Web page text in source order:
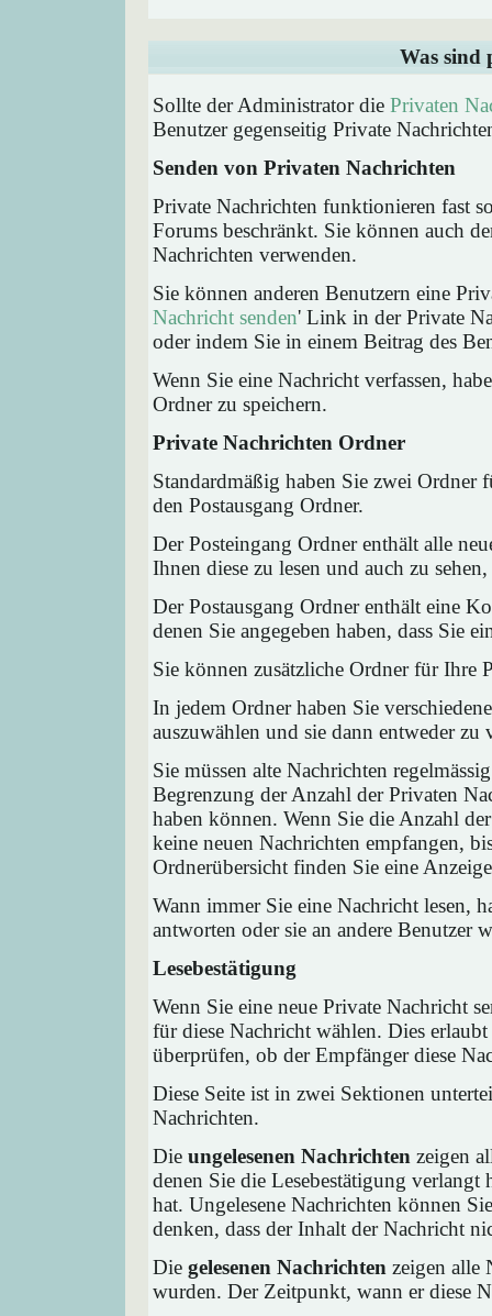
Was sind
Sollte der Administrator die Privaten
Benutzer gegenseitig Private
Senden von Privaten Nachrichten
Private Nachrichten funktionieren fast
Forums beschränkt. Sie können auch
Nachrichten verwenden.
Sie können anderen Benutzern eine
Nachricht senden' Link in der Private
oder indem Sie in einem Beitrag des
Wenn Sie eine Nachricht verfassen,
Ordner zu speichern.
Private Nachrichten Ordner
Standardmäßig haben Sie zwei Ordner
den Postausgang Ordner.
Der Posteingang Ordner enthält alle
Ihnen diese zu lesen und auch zu
Der Postausgang Ordner enthält eine
denen Sie angegeben haben, dass Sie
Sie können zusätzliche Ordner für Ihre
In jedem Ordner haben Sie
auszuwählen und sie dann entweder
Sie müssen alte Nachrichten
Begrenzung der Anzahl der Privaten
haben können. Wenn Sie die Anzahl
keine neuen Nachrichten empfangen,
Ordnerübersicht finden Sie eine
Wann immer Sie eine Nachricht lesen,
antworten oder sie an andere Benutzer
Lesebestätigung
Wenn Sie eine neue Private Nachricht
für diese Nachricht wählen. Dies
überprüfen, ob der Empfänger diese
Diese Seite ist in zwei Sektionen
Nachrichten.
Die ungelesenen Nachrichten zeigen
denen Sie die Lesebestätigung verlangt
hat. Ungelesene Nachrichten können
denken, dass der Inhalt der Nachricht
Die gelesenen Nachrichten zeigen alle
wurden. Der Zeitpunkt, wann er diese